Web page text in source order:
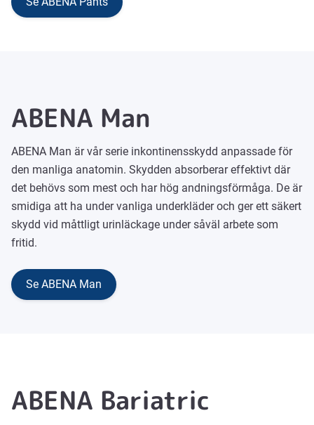
ABENA Man
ABENA Man är vår serie inkontinensskydd anpassade för
den manliga anatomin. Skydden absorberar effektivt där
det behövs som mest och har hög andningsförmåga. De är
smidiga att ha under vanliga underkläder och ger ett säkert
skydd vid måttligt urinläckage under såväl arbete som
fritid.
Se ABENA Man
ABENA Bariatric